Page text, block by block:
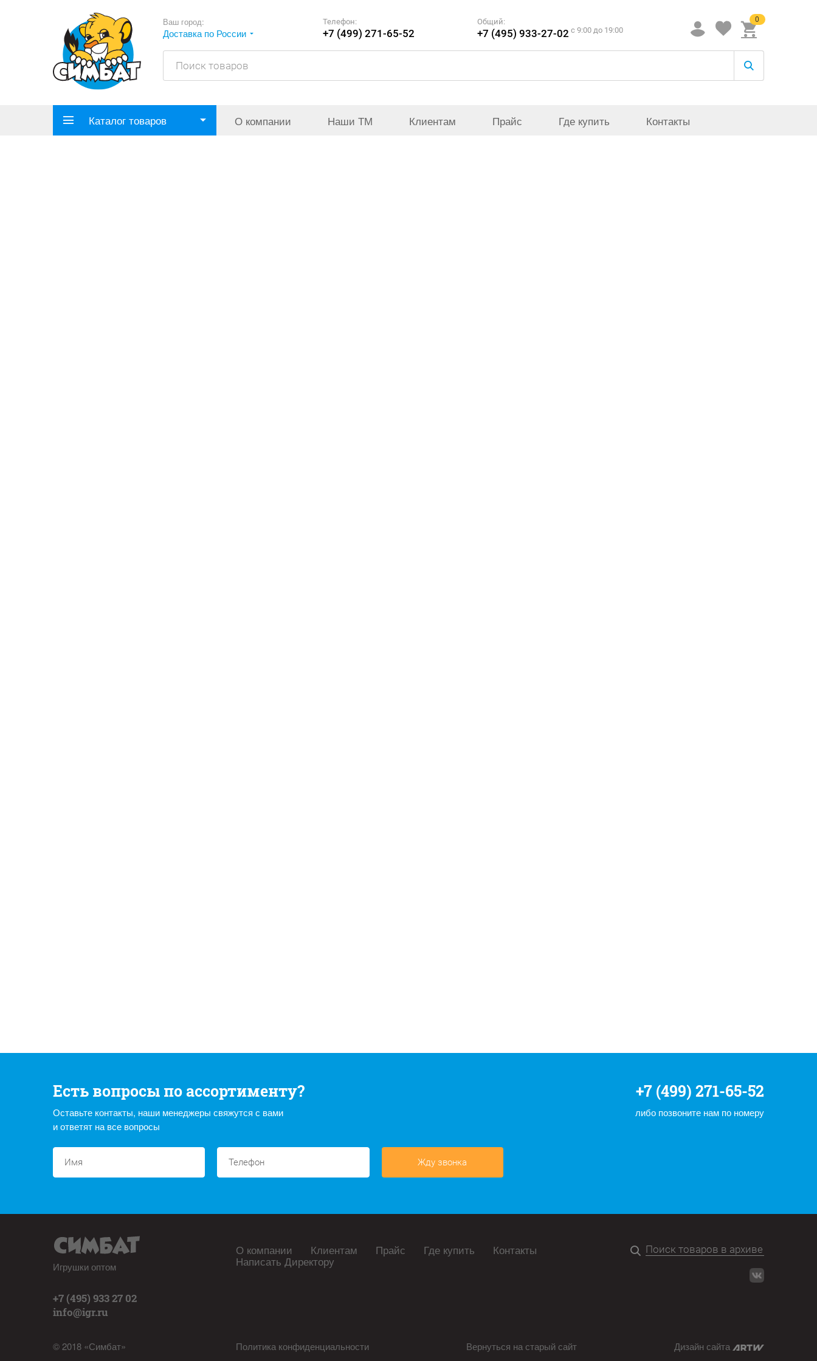
Ваш город:
Доставка по России
Телефон:
+7 (499) 271-65-52
Общий:
+7 (495) 933-27-02 c 9:00 до 19:00
0
Каталог товаров О компании Наши ТМ Клиентам Прайс Где купить Контакты
Есть вопросы по ассортименту?
Оставьте контакты, наши менеджеры свяжутся с вами
и ответят на все вопросы
+7 (499) 271-65-52
либо позвоните нам по номеру
Жду звонка
Игрушки оптом
+7 (495) 933 27 02
info@igr.ru
© 2018 «Симбат»
О компании Клиентам Прайс Где купить Контакты
Написать Директору
Политика конфиденциальности Вернуться на старый сайт Дизайн сайта